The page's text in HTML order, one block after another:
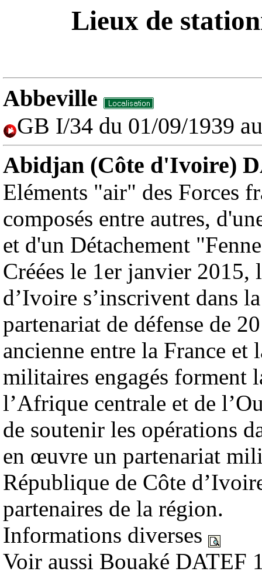
Lieux de
Abbeville
GB I/34 du 01/09/1939
Abidjan (Côte d'Ivoire)
Eléments "air" des Forces
composés entre autres,
et d'un Détachement
Créées le 1er janvier 2015,
d’Ivoire s’inscrivent dans
partenariat de défense de
ancienne entre la France
militaires engagés forment
l’Afrique centrale et de
de soutenir les opérations
en œuvre un partenariat
République de Côte
partenaires de la région.
Informations diverses
Voir aussi Bouaké DATEF